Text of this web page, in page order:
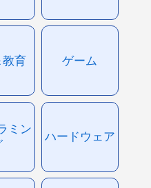
育 ゲーム
ミン
ハードウェア